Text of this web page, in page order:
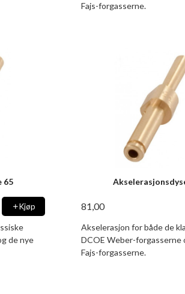
Fajs-forgasserne.
65
Kjøp
de nye
81,00
Akselerasjon for både de
DCOE Weber-forgasserne
Fajs-forgasserne.